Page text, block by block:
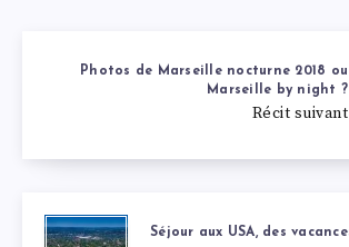
Photos de Marseille nocturne 2018 ou
Marseille by night ?
Récit suivant
Séjour aux USA, des